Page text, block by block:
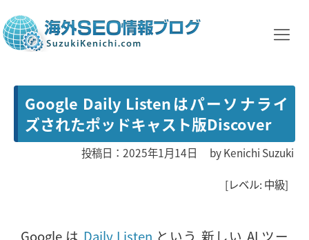
Google Daily Listenはパーソナライ
ズされたポッドキャスト版Discover
投稿日：2025年1月14日 byKenichi Suzuki
[レベル: 中級]
Google は Daily Listen という 新しい AI ツー